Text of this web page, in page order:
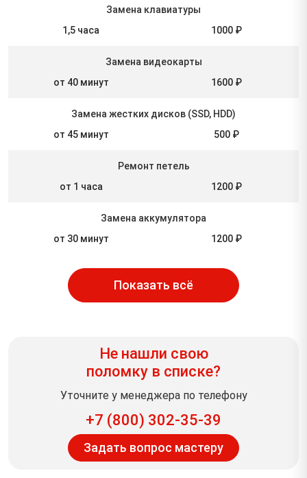
Замена клавиатуры
1,5 часа
1000 ₽
Замена видеокарты
от 40 минут
1600 ₽
Замена жестких дисков (SSD, HDD)
от 45 минут
500 ₽
Ремонт петель
от 1 часа
1200 ₽
Замена аккумулятора
от 30 минут
1200 ₽
Показать всё
Не нашли свою
поломку в списке?
Уточните у менеджера по телефону
+7 (800) 302-35-39
Задать вопрос мастеру